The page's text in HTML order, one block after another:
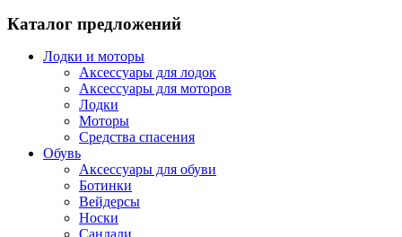
Каталог предложений
Лодки и моторы
Аксессуары для лодок
Аксессуары для моторов
Лодки
Моторы
Средства спасения
Обувь
Аксессуары для обуви
Ботинки
Вейдерсы
Носки
Сандали